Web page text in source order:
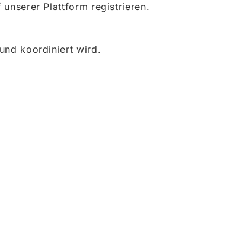
Plattform registrieren.
koordiniert wird.